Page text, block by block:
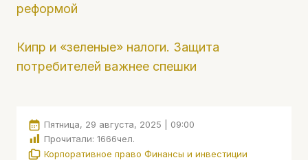
реформой
Кипр и «зеленые» налоги. Защита
потребителей важнее спешки
Пятница, 29 августа, 2025 | 09:00
Прочитали: 1666чел.
Корпоративное право Финансы и инвестиции